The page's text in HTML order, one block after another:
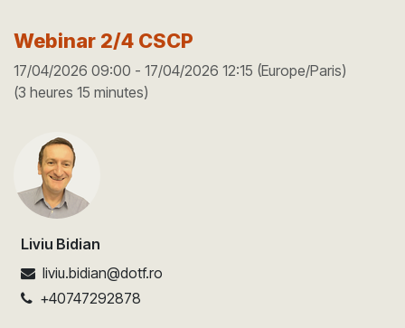
Webinar 2/4 CSCP
17/04/2026 09:00 - 17/04/2026 12:15 (Europe/Paris)
(3 heures 15 minutes)
Liviu Bidian
liviu.bidian@dotf.ro
+40747292878